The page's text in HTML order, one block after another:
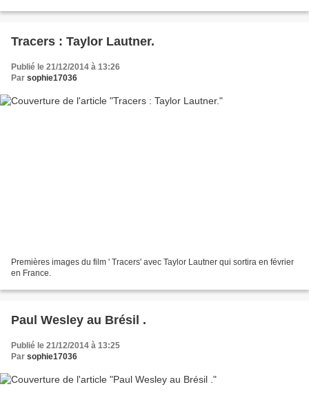
Tracers : Taylor Lautner.
Publié le 21/12/2014 à 13:26
Par sophie17036
Premières images du film ' Tracers' avec Taylor Lautner qui sortira en février
en France.
Paul Wesley au Brésil .
Publié le 21/12/2014 à 13:25
Par sophie17036